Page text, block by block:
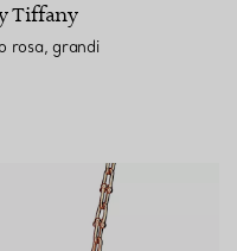
Tiffany
rosa, grandi